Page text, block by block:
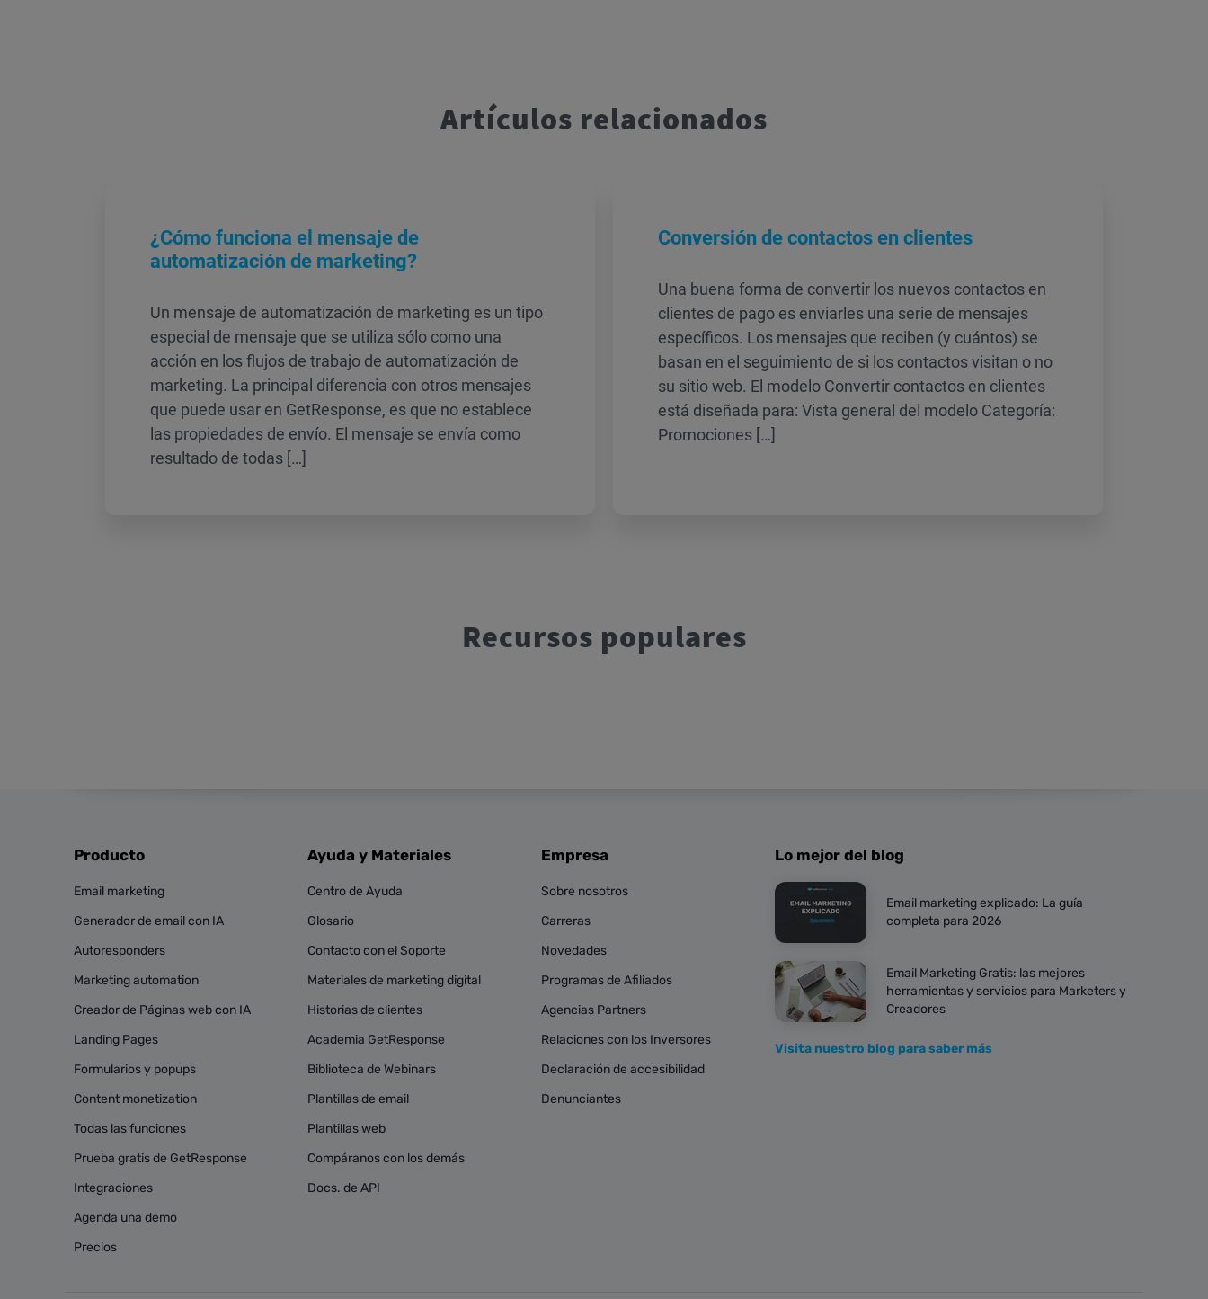
Artículos relacionados
¿Cómo funciona el mensaje de
automatización de marketing?
Un mensaje de automatización de marketing es un tipo
especial de mensaje que se utiliza sólo como una
acción en los flujos de trabajo de automatización de
marketing. La principal diferencia con otros mensajes
que puede usar en GetResponse, es que no establece
las propiedades de envío. El mensaje se envía como
resultado de todas […]
Conversión de contactos en clientes
Una buena forma de convertir los nuevos contactos en
clientes de pago es enviarles una serie de mensajes
específicos. Los mensajes que reciben (y cuántos) se
basan en el seguimiento de si los contactos visitan o no
su sitio web. El modelo Convertir contactos en clientes
está diseñada para: Vista general del modelo Categoría:
Promociones […]
Recursos populares
Producto
Email marketing
Generador de email con IA
Autoresponders
Marketing automation
Creador de Páginas web con IA
Landing Pages
Formularios y popups
Content monetization
Todas las funciones
Prueba gratis de GetResponse
Integraciones
Agenda una demo
Precios
Ayuda y Materiales
Centro de Ayuda
Glosario
Contacto con el Soporte
Materiales de marketing digital
Historias de clientes
Academia GetResponse
Biblioteca de Webinars
Plantillas de email
Plantillas web
Compáranos con los demás
Docs. de API
Empresa
Sobre nosotros
Carreras
Novedades
Programas de Afiliados
Agencias Partners
Relaciones con los Inversores
Declaración de accesibilidad
Denunciantes
Lo mejor del blog
Email marketing explicado: La guía
completa para 2026
Email Marketing Gratis: las mejores
herramientas y servicios para Marketers y
Creadores
Visita nuestro blog para saber más